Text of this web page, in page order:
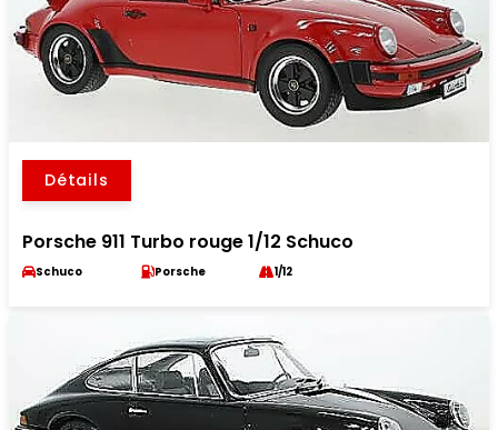
Détails
Porsche 911 Turbo rouge 1/12 Schuco
Schuco Porsche 1/12